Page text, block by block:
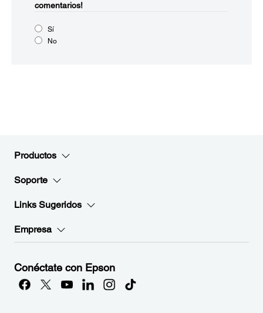
comentarios!
Sí
No
Productos
Soporte
Links Sugeridos
Empresa
Conéctate con Epson